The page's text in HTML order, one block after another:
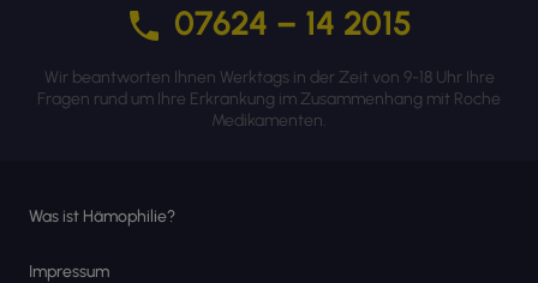
Was ist Hämophilie?
Impressum
07624 – 14 2015
Wir beantworten Ihnen Werktags in der Zeit von 9-18 Uhr Ihre
Fragen rund um Ihre Erkrankung im Zusammenhang mit Roche
Medikamenten.